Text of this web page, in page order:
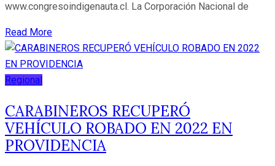
www.congresoindigenauta.cl. La Corporación Nacional de
Read More
Regional
CARABINEROS RECUPERÓ
VEHÍCULO ROBADO EN 2022 EN
PROVIDENCIA